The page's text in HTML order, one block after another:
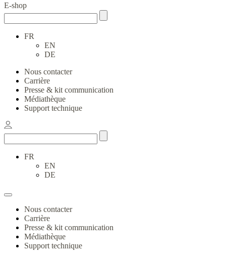
E-shop
FR
EN
DE
Nous contacter
Carrière
Presse & kit communication
Médiathèque
Support technique
FR
EN
DE
Nous contacter
Carrière
Presse & kit communication
Médiathèque
Support technique